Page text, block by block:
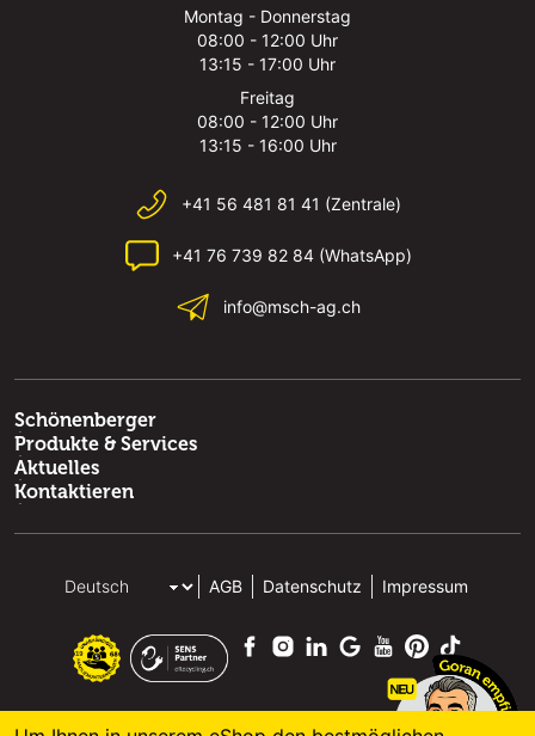
Montag - Donnerstag
08:00 - 12:00 Uhr
13:15 - 17:00 Uhr
Freitag
08:00 - 12:00 Uhr
13:15 - 16:00 Uhr
+41 56 481 81 41 (Zentrale)
+41 76 739 82 84 (WhatsApp)
info@msch-ag.ch
Schönenberger
Produkte & Services
Aktuelles
Kontaktieren
AGB Datenschutz Impressum